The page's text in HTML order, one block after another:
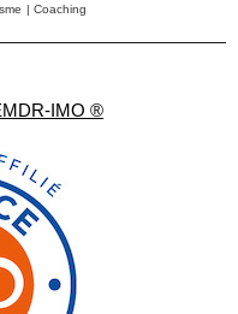
IMO ®
| Coaching